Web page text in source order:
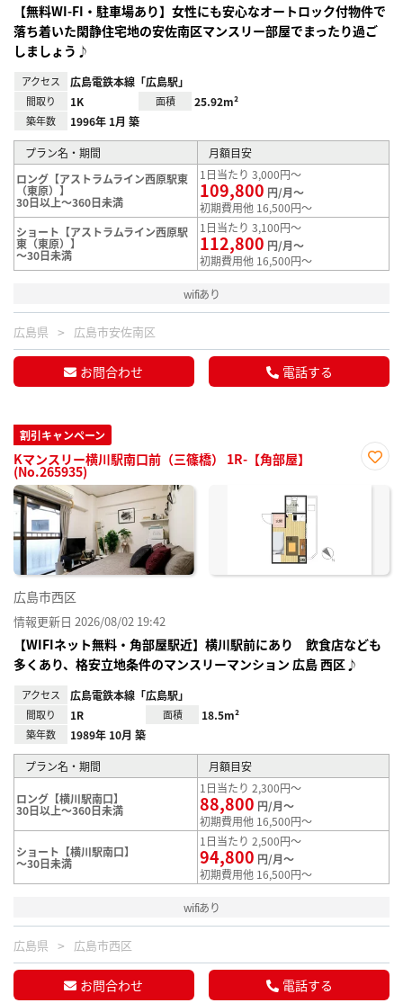
【無料WI-FI・駐車場あり】女性にも安心なオートロック付物件で
落ち着いた閑静住宅地の安佐南区マンスリー部屋でまったり過ご
しましょう♪
アクセス 広島電鉄本線「広島駅」
間取り 1K 面積 25.92m²
築年数 1996年 1月 築
プラン名・期間
月額目安
ロング【アストラムライン西原駅東
（東原）】
30日以上～360日未満
1日当たり 3,000円～
109,800 円/月～
初期費用他 16,500円～
ショート【アストラムライン西原駅
東（東原）】
～30日未満
1日当たり 3,100円～
112,800 円/月～
初期費用他 16,500円～
wifiあり
広島県 広島市安佐南区
お問合わせ 電話する
割引キャンペーン
Kマンスリー横川駅南口前（三篠橋） 1R-【角部屋】
(No.265935)
に入
広島市西区
情報更新日 2026/08/02 19:42
【WIFIネット無料・角部屋駅近】横川駅前にあり 飲食店なども
多くあり、格安立地条件のマンスリーマンション 広島 西区♪
アクセス 広島電鉄本線「広島駅」
間取り 1R 面積 18.5m²
築年数 1989年 10月 築
プラン名・期間 月額目安
ロング【横川駅南口】
30日以上～360日未満
1日当たり 2,300円～
88,800 円/月～
初期費用他 16,500円～
ショート【横川駅南口】
～30日未満
1日当たり 2,500円～
94,800 円/月～
初期費用他 16,500円～
wifiあり
広島県 広島市西区
お問合わせ 電話する